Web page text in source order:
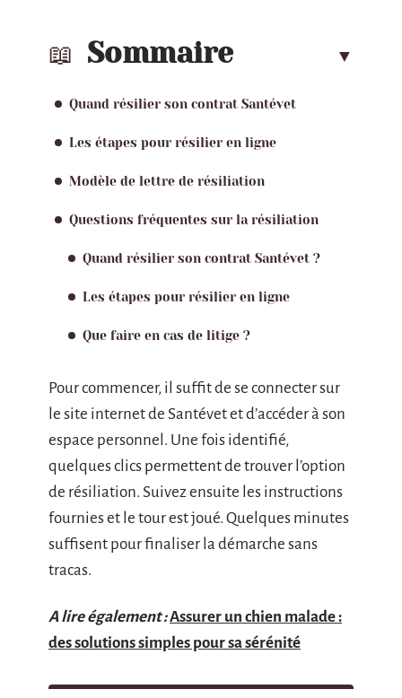
Sommaire
Quand résilier son contrat Santévet
Les étapes pour résilier en ligne
Modèle de lettre de résiliation
Questions fréquentes sur la résiliation
Quand résilier son contrat Santévet ?
Les étapes pour résilier en ligne
Que faire en cas de litige ?
Pour commencer, il suffit de se connecter sur
le site internet de Santévet et d’accéder à son
espace personnel. Une fois identifié,
quelques clics permettent de trouver l’option
de résiliation. Suivez ensuite les instructions
fournies et le tour est joué. Quelques minutes
suffisent pour finaliser la démarche sans
tracas.
A lire également :Assurer un chien malade :
des solutions simples pour sa sérénité